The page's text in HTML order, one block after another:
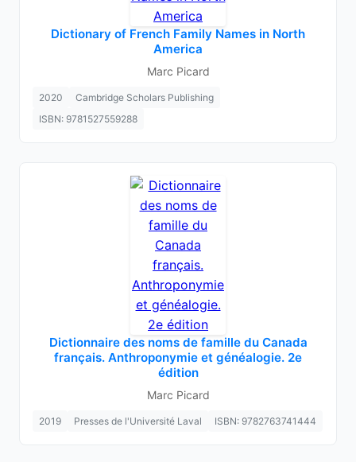
Dictionary of French Family Names in North
America
Marc Picard
2020
Cambridge Scholars Publishing
ISBN: 9781527559288
Dictionnaire des noms de famille du Canada
français. Anthroponymie et généalogie. 2e
édition
Marc Picard
2019 Presses de l'Université Laval ISBN: 9782763741444